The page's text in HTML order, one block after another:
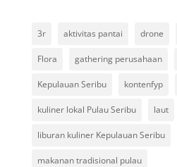
3r aktivitas pantai drone
Flora gathering perusahaan
Kepulauan Seribu kontenfyp
kuliner lokal Pulau Seribu laut
liburan kuliner Kepulauan Seribu
makanan tradisional pulau